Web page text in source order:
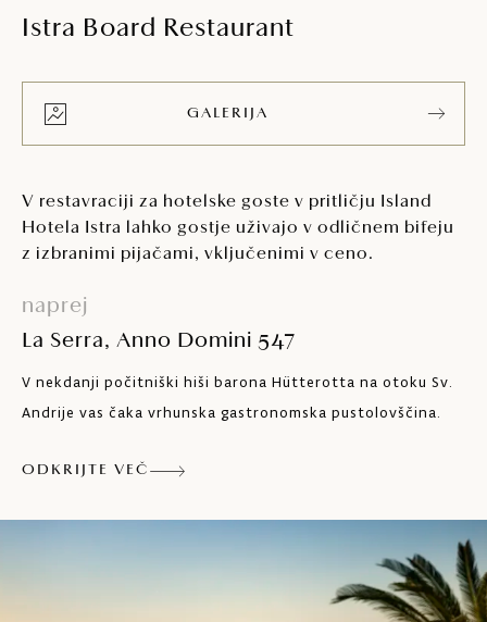
Istra Board Restaurant
GALERIJA
V restavraciji za hotelske goste v pritličju Island
Hotela Istra lahko gostje uživajo v odličnem bifeju
z izbranimi pijačami, vključenimi v ceno.
naprej
La Serra, Anno Domini 547
V nekdanji počitniški hiši barona Hütterotta na otoku Sv.
Andrije vas čaka vrhunska gastronomska pustolovščina.
ODKRIJTE VEČ